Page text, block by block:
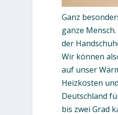
Ganz
ganze
der
Wir können
auf unser
Heizkosten
Deutschland
bis zwei Grad